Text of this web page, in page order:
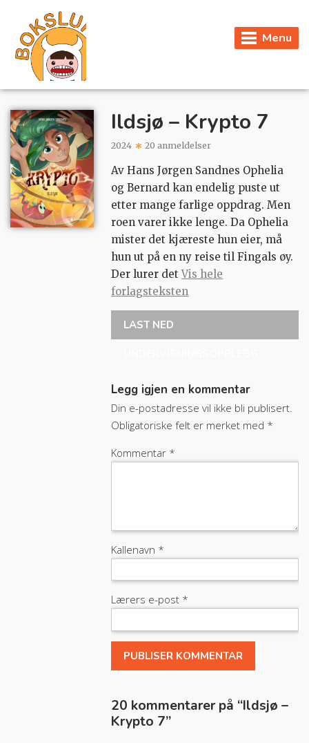
Menu
Ildsjø – Krypto 7
2024 20 anmeldelser
Av Hans Jørgen Sandnes Ophelia
og Bernard kan endelig puste ut
etter mange farlige oppdrag. Men
roen varer ikke lenge. Da Ophelia
mister det kjæreste hun eier, må
hun ut på en ny reise til Fingals øy.
Der lurer detVis hele
forlagsteksten
LAST NED
Legg igjen en kommentar
Din e-postadresse vil ikke bli publisert.
Obligatoriske felt er merket med *
Kommentar *
Kallenavn *
Lærers e-post *
20 kommentarer på “Ildsjø –
Krypto 7”